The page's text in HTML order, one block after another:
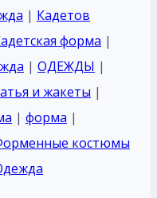
| Кадетов
форма |
| ОДЕЖДЫ |
и жакеты |
| форма |
костюмы